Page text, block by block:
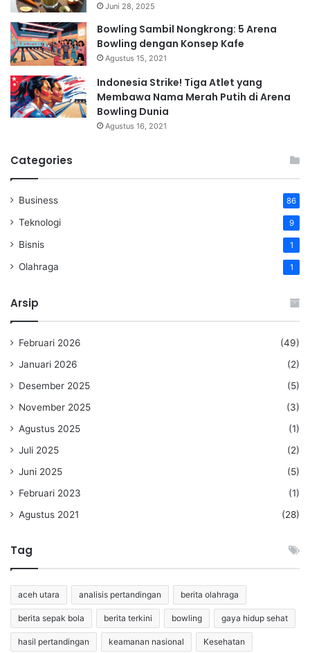
Juni 28, 2025
Bowling Sambil Nongkrong: 5 Arena
Bowling dengan Konsep Kafe
Agustus 15, 2021
Indonesia Strike! Tiga Atlet yang
Membawa Nama Merah Putih di Arena
Bowling Dunia
Agustus 16, 2021
Categories
Business 86
Teknologi 9
Bisnis 1
Olahraga 1
Arsip
Februari 2026
(49)
Januari 2026
(2)
Desember 2025
(5)
November 2025
(3)
Agustus 2025
(1)
Juli 2025
(2)
Juni 2025
(5)
Februari 2023
(1)
Agustus 2021
(28)
Tag
aceh utara analisis pertandingan berita olahraga
berita sepak bola berita terkini bowling gaya hidup sehat
hasil pertandingan keamanan nasional Kesehatan